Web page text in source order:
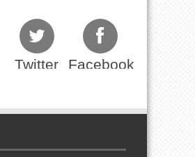
Twitter Facebook